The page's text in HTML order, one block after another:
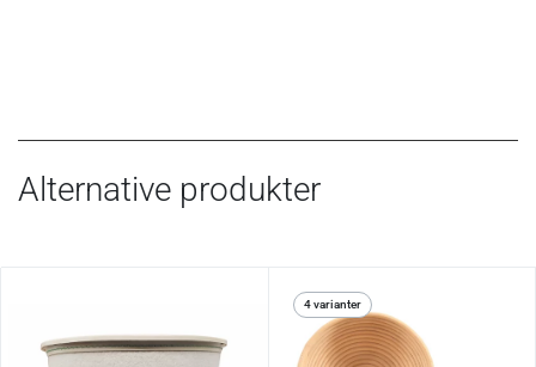
Alternative produkter
4 varianter